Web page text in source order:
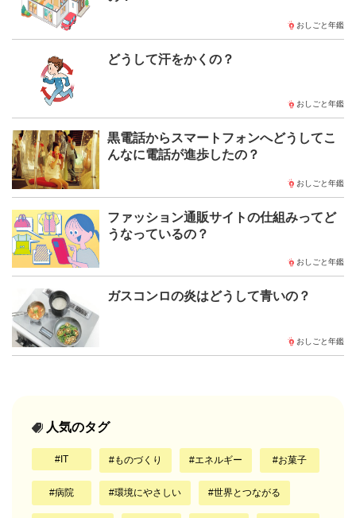
おしごと年鑑
どうして汗をかくの？
おしごと年鑑
黒電話からスマートフォンへどうしてこ
んなに電話が進歩したの？
おしごと年鑑
ファッション通販サイトの仕組みってど
うなっているの？
おしごと年鑑
ガスコンロの炎はどうして青いの？
おしごと年鑑
人気のタグ
IT ものづくり エネルギー お菓子
病院 環境にやさしい 世界とつながる